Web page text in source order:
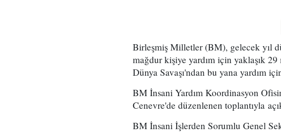
Birleşmiş Milletler (BM), gelecek yıl
mağdur kişiye yardım için yaklaşık
Dünya Savaşı'ndan bu yana yardım
BM İnsani Yardım Koordinasyon
Cenevre'de düzenlenen toplantıyla
BM İnsani İşlerden Sorumlu Genel